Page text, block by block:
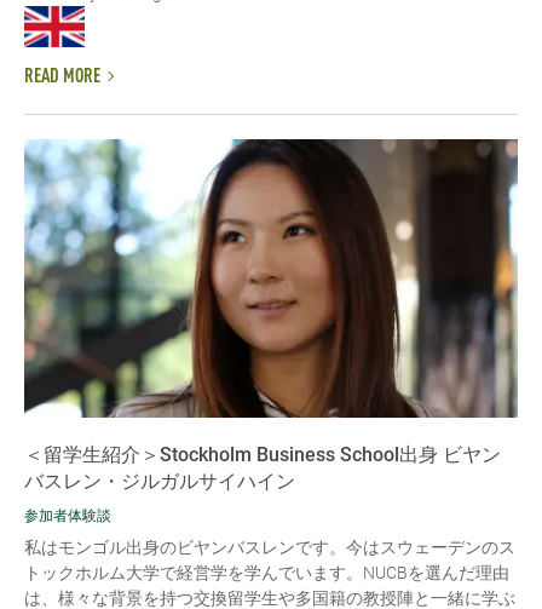
READ MORE
＜留学生紹介＞Stockholm Business School出身 ビヤン
バスレン・ジルガルサイハイン
参加者体験談
私はモンゴル出身のビヤンバスレンです。今はスウェーデンのス
トックホルム大学で経営学を学んでいます。NUCBを選んだ理由
は、様々な背景を持つ交換留学生や多国籍の教授陣と一緒に学ぶ